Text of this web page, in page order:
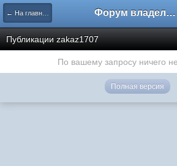
← На главную Форум владельцев интернет-магазинов
Публикации zakaz1707
По вашему запросу ничего
Полная версия